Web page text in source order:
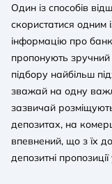
Один із способів
скористатися одним
інформацію про
пропонують зручний
підбору найбільш
зважай на одну
зазвичай
депозитах, на
впевнений, що з їх
депозитні